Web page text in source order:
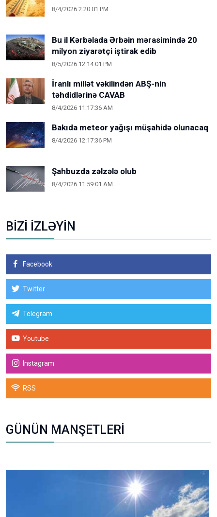
8/4/2026 2:20:01 PM
Bu il Kərbəlada Ərbəin mərasimində 20
milyon ziyarətçi iştirak edib
8/5/2026 12:14:01 PM
İranlı millət vəkilindən ABŞ-nin
təhdidlərinə CAVAB
8/4/2026 11:17:36 AM
Bakıda meteor yağışı müşahidə olunacaq
8/4/2026 12:17:36 PM
Şahbuzda zəlzələ olub
8/4/2026 11:59:01 AM
BİZİ İZLƏYİN
Facebook
Twitter
Telegram
Youtube
Instagram
RSS
GÜNÜN MANŞETLERİ